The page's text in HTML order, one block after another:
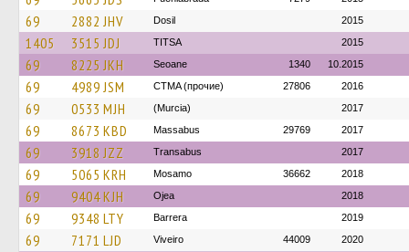
69 2882 JHV Dosil 2015
1405 3515 JDJ TITSA 2015
69 8225 JKH Seoane 1340 10.2015
69 4989 JSM CTMA (прочие) 27806 2016
69 0533 MJH (Murcia) 2017
69 8673 KBD Massabus 29769 2017
69 3918 JZZ Transabus 2017
69 5065 KRH Mosamo 36662 2018
69 9404 KJH Ojea 2018
69 9348 LTY Barrera 2019
69 7171 LJD Viveiro 44009 2020